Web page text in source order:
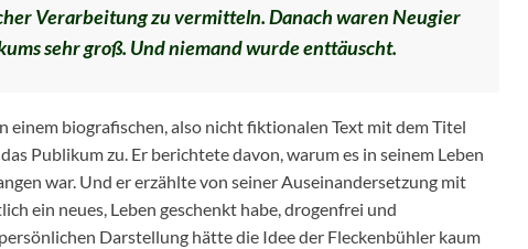
Verarbeitung zu vermitteln. Danach waren Neugier
sehr groß. Und niemand wurde enttäuscht.
einem biografischen, also nicht fiktionalen Text mit dem Titel
Publikum zu. Er berichtete davon, warum es in seinem Leben
war. Und er erzählte von seiner Auseinandersetzung mit
ein neues, Leben geschenkt habe, drogenfrei und
Darstellung hätte die Idee der Fleckenbühler kaum